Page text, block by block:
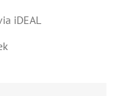
iDEAL